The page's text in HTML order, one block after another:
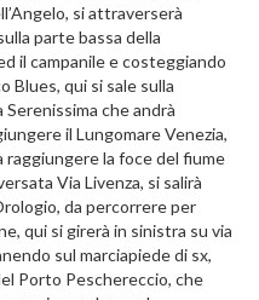
si attraverserà
parte bassa della
il campanile e costeggiando
Blues, qui si sale sulla
che andrà
il Lungomare Venezia,
la foce del fiume
Via Livenza, si salirà
da percorrere per
qui si girerà in sinistra su via
sul marciapiede di sx,
Porto Peschereccio, che